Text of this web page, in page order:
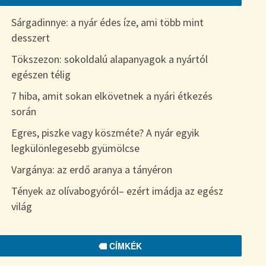
Sárgadinnye: a nyár édes íze, ami több mint
desszert
Tökszezon: sokoldalú alapanyagok a nyártól
egészen télig
7 hiba, amit sokan elkövetnek a nyári étkezés
során
Egres, piszke vagy köszméte? A nyár egyik
legkülönlegesebb gyümölcse
Vargánya: az erdő aranya a tányéron
Tények az olívabogyóról– ezért imádja az egész
világ
CÍMKÉK